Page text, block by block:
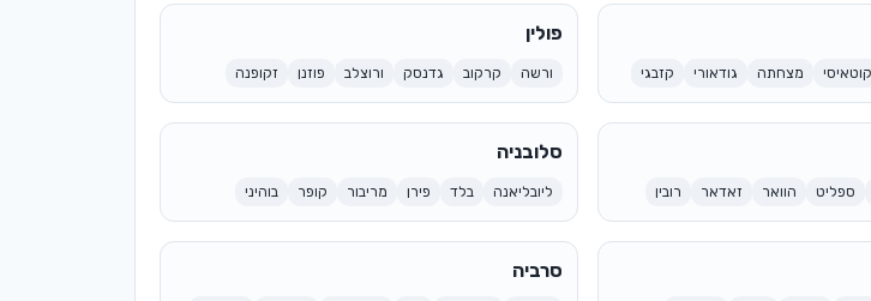
קוטאיסי מצחתה גודאורי קזבגי
פולין
ורשה קרקוב גדנסק ורוצלב פוזנן זקופנה
ספליט הוואר זאדאר רובין
סלובניה
ליובליאנה בלד פירן מריבור קופר בוהיני
סרביה